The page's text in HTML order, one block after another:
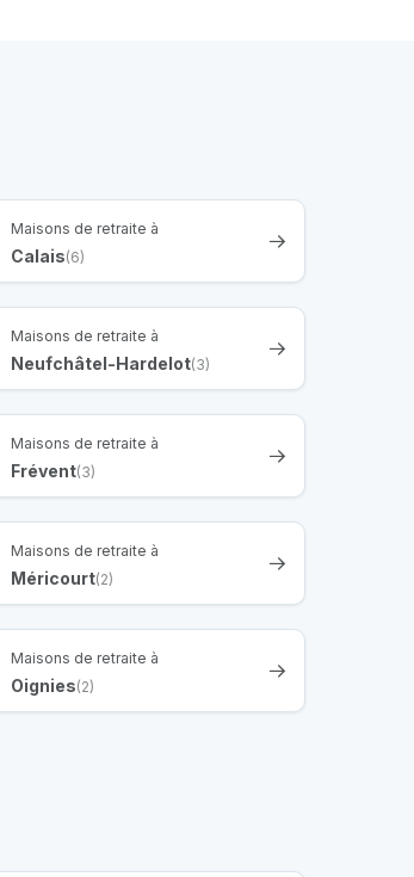
Maisons de retraite à
Calais(6)
Maisons de retraite à
Neufchâtel-Hardelot(3)
Maisons de retraite à
Frévent(3)
Maisons de retraite à
Méricourt(2)
Maisons de retraite à
Oignies(2)